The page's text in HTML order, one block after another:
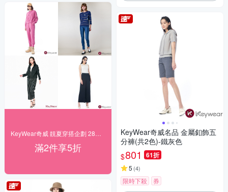
滿2件享5折
KeyWear奇威名品 金屬釦飾五
分褲(共2色)-鐵灰色
$801 61折
5 (4)
限時下殺 券